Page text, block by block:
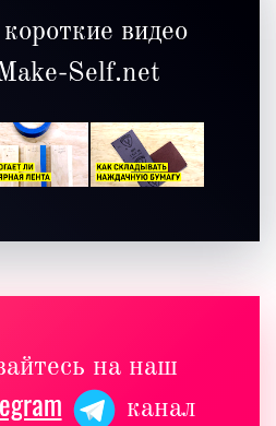
видео
Self.net
на наш
канал